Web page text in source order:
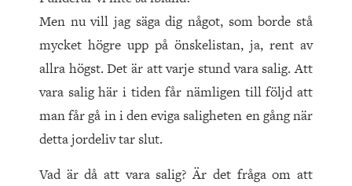
Men nu vill jag säga dig något, som borde stå
mycket högre upp på önskelistan, ja, rent av
allra högst. Det är att varje stund vara salig. Att
vara salig här i tiden får nämligen till följd att
man får gå in i den eviga saligheten en gång när
detta jordeliv tar slut.
Vad är då att vara salig? Är det fråga om att